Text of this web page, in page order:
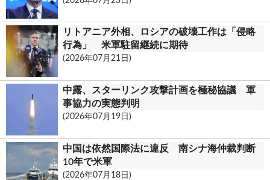
リトアニア外相、ロシアの破壊工作は「侵略
行為」 米軍駐留継続に期待
(2026年07月21日)
中露、スターリンク攻撃計画を極秘協議 軍
事協力の実態判明
(2026年07月19日)
中国は依然国際法に違反 南シナ海仲裁判断
10年で米軍
(2026年07月18日)